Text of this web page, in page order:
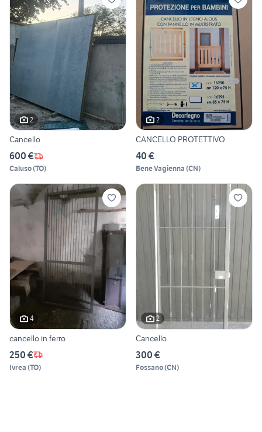
2
Cancello
600 €
Caluso(TO)
2
CANCELLO PROTETTIVO
40 €
Bene Vagienna (CN)
4
cancello in ferro
250 €
Ivrea (TO)
2
Cancello
300 €
Fossano(CN)